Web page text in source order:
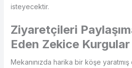
isteyecektir.
Ziyaretçileri
Eden Zekice Kurgular
Mekanınızda harika bir köşe